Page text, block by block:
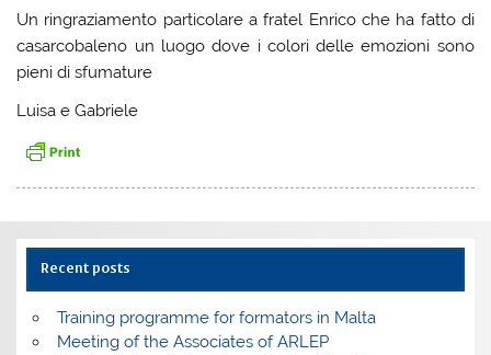
Un ringraziamento particolare a fratel Enrico che ha fatto di
casarcobaleno un luogo dove i colori delle emozioni sono
pieni di sfumature
Luisa e Gabriele
Recent posts
Training programme for formators in Malta
Meeting of the Associates of ARLEP